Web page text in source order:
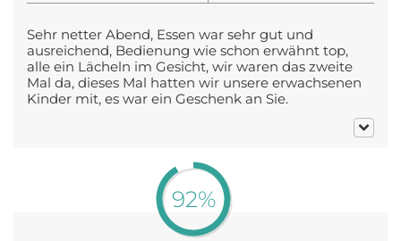
Sehr netter Abend, Essen war sehr gut und
ausreichend, Bedienung wie schon erwähnt top,
alle ein Lächeln im Gesicht, wir waren das zweite
Mal da, dieses Mal hatten wir unsere erwachsenen
Kinder mit, es war ein Geschenk an Sie.
92%